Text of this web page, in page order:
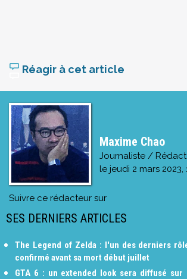
Réagir à cet article
Maxime Chao
Journaliste /
le jeudi 2 mars 2023,
Suivre ce rédacteur sur
SES DERNIERS ARTICLES
The Legend of Zelda : l'un des derniers
confirmé avant sa mort début juillet
GTA 6 : un extended look sera diffusé sur